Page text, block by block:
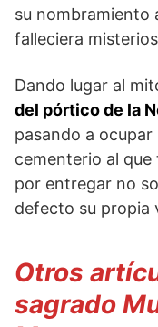
su nombramiento
falleciera
Dando lugar al
del pórtico de la
pasando a ocupar
cementerio al
por entregar no
defecto su propia
Otros
sagrado